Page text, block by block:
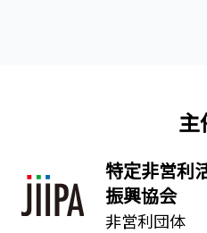
主
特定非営利
振興協会
非営利団体